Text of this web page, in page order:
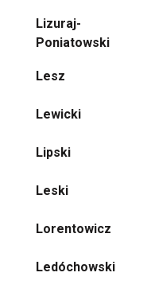
Lizuraj-
Poniatowski
Lesz
Lewicki
Lipski
Leski
Lorentowicz
Ledóchowski